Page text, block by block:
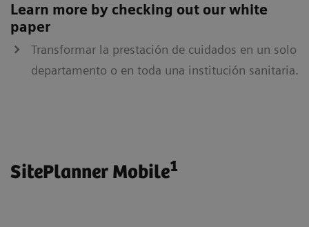
Learn more by checking out our white
paper
Transformar la prestación de cuidados en un solo
departamento o en toda una institución sanitaria.
SitePlanner Mobile1